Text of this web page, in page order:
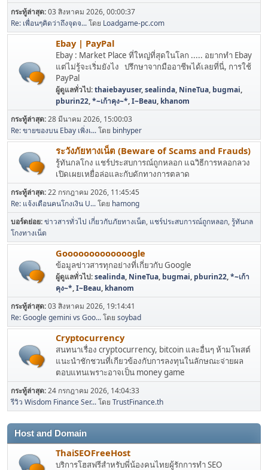
กระทู้ล่าสุด:03 สิงหาคม 2026, 00:00:37
Re: เพื่อนๆคิดว่าถึงจุดจ...โดย Loadgame-pc.com
Ebay | PayPal
Ebay : Market Place ที่ใหญ่ที่สุดในโลก ..... อยากทำ Ebay
แต่ไม่รู้จะเริ่มยังไง ปรึกษาจากมืออาชีพได้เลยที่นี่, การใช้
PayPal
ผู้ดูแลทั่วไป:thaiebayuser,sealinda, NineTua, bugmai,
pburin22,*~เก้าคุง~*,I~Beau, khanom
กระทู้ล่าสุด:28 มีนาคม 2026, 15:00:03
Re: ขายของบน Ebay เพิ่งเ...โดย binhyper
ระวังภัยทางเน็ต (Beware of Scams and Frauds)
รู้ทันกลโกง แชร์ประสบการณ์ถูกหลอก แฉวิธีการหลอกลวง
เปิดเผยเหยื่อล่อและกับดักทางการตลาด
กระทู้ล่าสุด:22 กรกฎาคม 2026, 11:45:45
Re: แจ้งเตือนคนโกงเงิน U...โดย hamong
บอร์ดย่อย ข่าวสารทั่วไป เกี่ยวกับภัยทางเน็ต แชร์ประสบการณ์ถูกหลอก รู้ทันกล
โกงทางเน็ต
Gooooooooooooogle
ข้อมูลข่าวสารทุกอย่างที่เกี่ยวกับ Google
ผู้ดูแลทั่วไป:sealinda, NineTua, bugmai, pburin22,*~เก้า
คุง~*,I~Beau, khanom
กระทู้ล่าสุด:03 สิงหาคม 2026, 19:14:41
Re: Google gemini vs Goo...โดย soybad
Cryptocurrency
สนทนาเรื่อง cryptocurrency, bitcoin และอื่นๆ ห้ามโพสต์
แนะนำชักชวนที่เกียวข้องกับการลงทุนในลักษณะจ่ายผล
ตอบแทนเพราะอาจเป็น money game
กระทู้ล่าสุด:24 กรกฎาคม 2026, 14:04:33
รีวิว Wisdom Finance Ser...โดย TrustFinance.th
Host and Domain
ThaiSEOFreeHost
บริการโฮสฟรีสำหรับพี่น้องคนไทยผู้รักการทำ SEO